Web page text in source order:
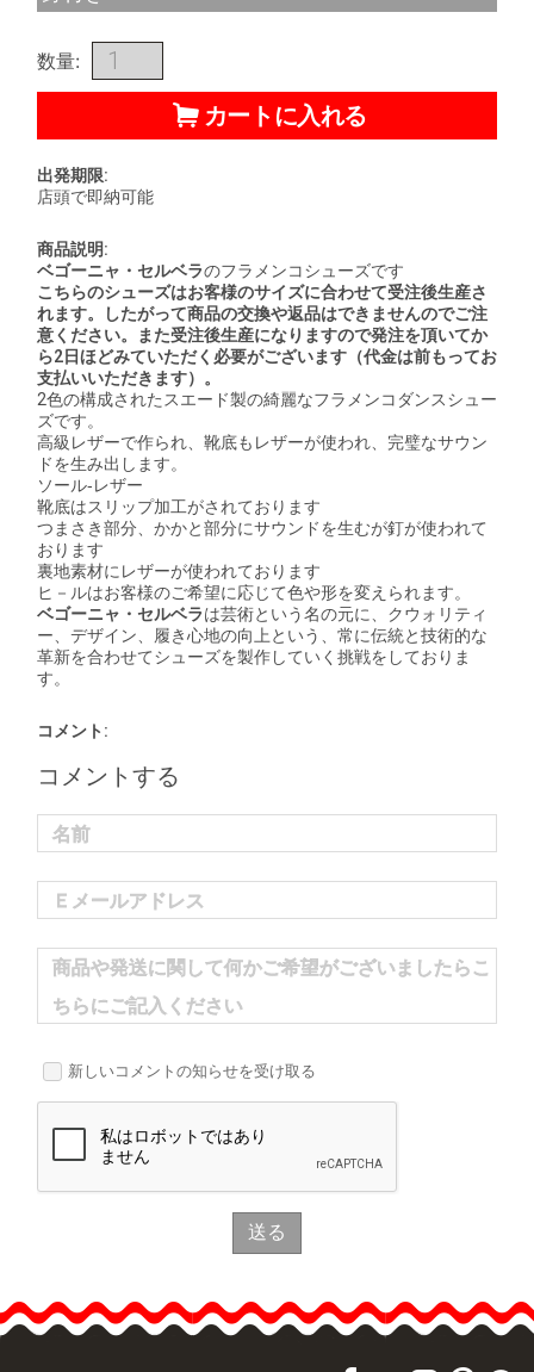
数量:
カートに入れる
出発期限:
店頭で即納可能
商品説明:
ベゴーニャ・セルベラのフラメンコシューズです
こちらのシューズはお客様のサイズに合わせて受注後生産さ
れます。したがって商品の交換や返品はできませんのでご注
意ください。また受注後生産になりますので発注を頂いてか
ら2日ほどみていただく必要がございます（代金は前もってお
支払いいただきます）。
2色の構成されたスエード製の綺麗なフラメンコダンスシュー
ズです。
高級レザーで作られ、靴底もレザーが使われ、完璧なサウン
ドを生み出します。
ソール‐レザー
靴底はスリップ加工がされております
つまさき部分、かかと部分にサウンドを生むが釘が使われて
おります
裏地素材にレザーが使われております
ヒ－ルはお客様のご希望に応じて色や形を変えられます。
ベゴーニャ・セルベラは芸術という名の元に、クウォリティ
ー、デザイン、履き心地の向上という、常に伝統と技術的な
革新を合わせてシューズを製作していく挑戦をしておりま
す。
コメント:
コメントする
名前
Ｅメールアドレス
商品や発送に関して何かご希望がございましたらこ
ちらにご記入ください
新しいコメントの知らせを受け取る
送る